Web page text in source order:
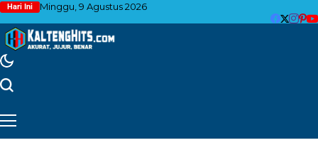
Hari Ini Minggu, 9 Agustus 2026